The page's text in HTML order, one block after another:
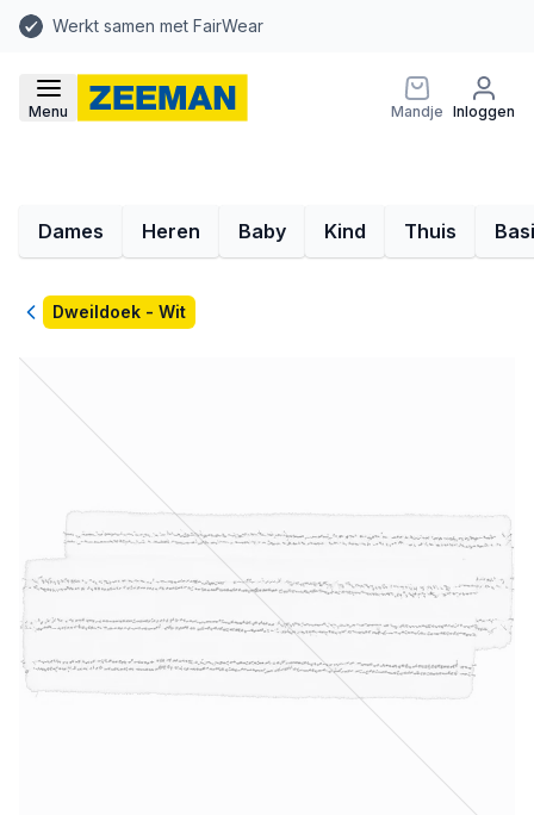
Werkt samen met FairWear
Menu Mandje Inloggen
Dames Heren Baby Kind Thuis
TerugDweildoek - Wit